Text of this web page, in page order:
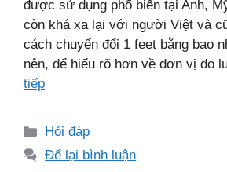
được sử dụng phổ biến tại Anh,
còn khá xa lại với người Việt và
cách chuyển đổi 1 feet bằng bao
nên, để hiểu rõ hơn về đơn vị đo
tiếp
Danh
mục
Hỏi đáp
Để lại bình luận